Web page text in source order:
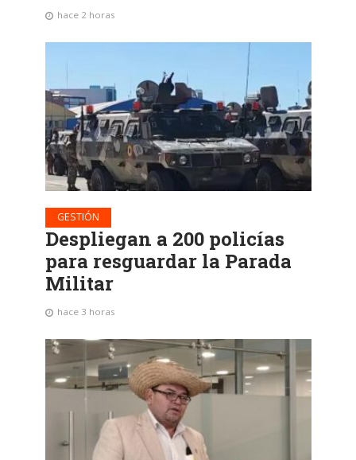
hace 2 horas
GESTIÓN
Despliegan a 200 policías
para resguardar la Parada
Militar
hace 3 horas